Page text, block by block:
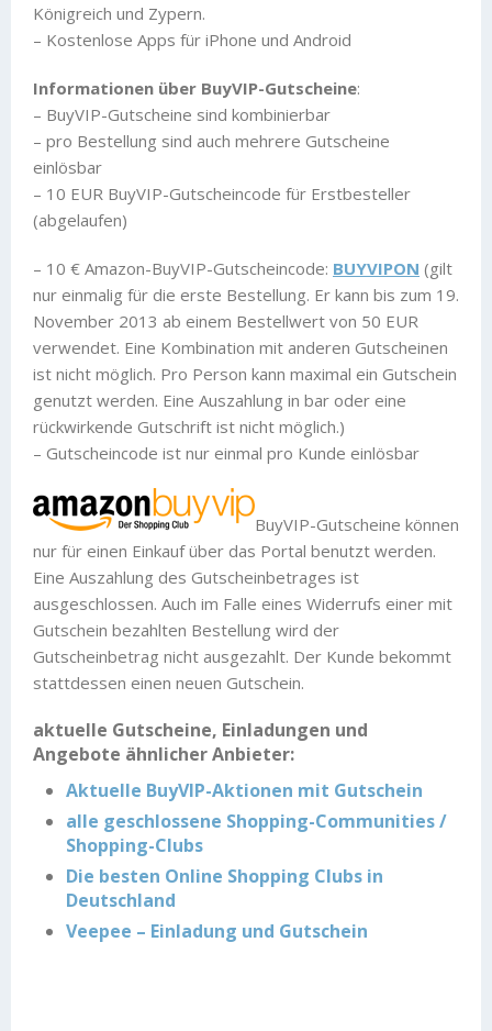
Königreich und Zypern.
– Kostenlose Apps für iPhone und Android
Informationen über BuyVIP-Gutscheine:
– BuyVIP-Gutscheine sind kombinierbar
– pro Bestellung sind auch mehrere Gutscheine
einlösbar
– 10 EUR BuyVIP-Gutscheincode für Erstbesteller
(abgelaufen)
– 10 € Amazon-BuyVIP-Gutscheincode: BUYVIPON (gilt
nur einmalig für die erste Bestellung. Er kann bis zum 19.
November 2013 ab einem Bestellwert von 50 EUR
verwendet. Eine Kombination mit anderen Gutscheinen
ist nicht möglich. Pro Person kann maximal ein Gutschein
genutzt werden. Eine Auszahlung in bar oder eine
rückwirkende Gutschrift ist nicht möglich.)
– Gutscheincode ist nur einmal pro Kunde einlösbar
BuyVIP-Gutscheine können
nur für einen Einkauf über das Portal benutzt werden.
Eine Auszahlung des Gutscheinbetrages ist
ausgeschlossen. Auch im Falle eines Widerrufs einer mit
Gutschein bezahlten Bestellung wird der
Gutscheinbetrag nicht ausgezahlt. Der Kunde bekommt
stattdessen einen neuen Gutschein.
aktuelle Gutscheine, Einladungen und
Angebote ähnlicher Anbieter:
Aktuelle BuyVIP-Aktionen mit Gutschein
alle geschlossene Shopping-Communities /
Shopping-Clubs
Die besten Online Shopping Clubs in
Deutschland
Veepee – Einladung und Gutschein